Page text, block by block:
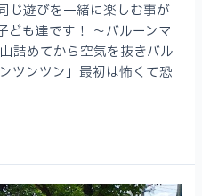
じ遊びを一緒に楽しむ事が
ども達です！ 〜バルーンマ
詰めてから空気を抜きバル
ツンツン」最初は怖くて恐